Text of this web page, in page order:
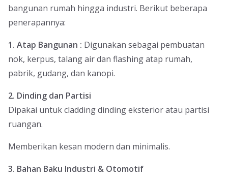
bangunan rumah hingga industri. Berikut beberapa
penerapannya:
1. Atap Bangunan : Digunakan sebagai pembuatan
nok, kerpus, talang air dan flashing atap rumah,
pabrik, gudang, dan kanopi.
2. Dinding dan Partisi
Dipakai untuk cladding dinding eksterior atau partisi
ruangan.
Memberikan kesan modern dan minimalis.
3. Bahan Baku Industri & Otomotif